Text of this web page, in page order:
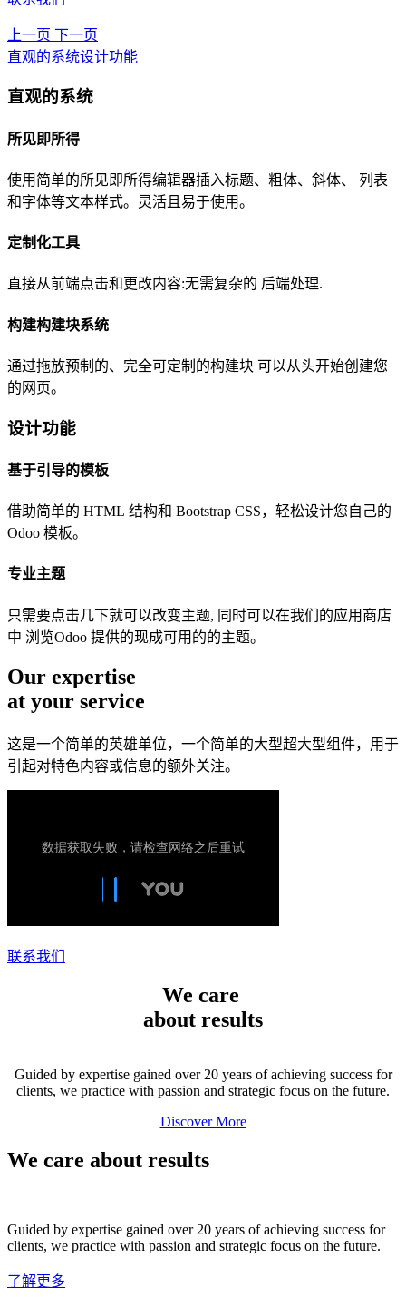
上一页 下一页
直观的系统设计功能
直观的系统
所见即所得
使用简单的所见即所得编辑器插入标题、粗体、斜体、 列表
和字体等文本样式。灵活且易于使用。
定制化工具
直接从前端点击和更改内容:无需复杂的 后端处理.
构建构建块系统
通过拖放预制的、完全可定制的构建块 可以从头开始创建您
的网页。
设计功能
基于引导的模板
借助简单的 HTML 结构和 Bootstrap CSS，轻松设计您自己的
Odoo 模板。
专业主题
只需要点击几下就可以改变主题, 同时可以在我们的应用商店
中 浏览Odoo 提供的现成可用的的主题。
Our expertise
at your service
这是一个简单的英雄单位，一个简单的大型超大型组件，用于
引起对特色内容或信息的额外关注。
联系我们
We care
about results
Guided by expertise gained over 20 years of achieving success for
clients, we practice with passion and strategic focus on the future.
Discover More
We care about results
Guided by expertise gained over 20 years of achieving success for
clients, we practice with passion and strategic focus on the future.
了解更多